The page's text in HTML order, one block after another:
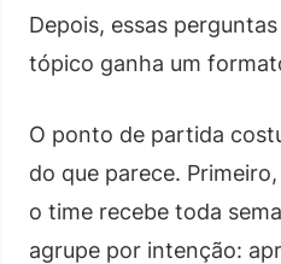
Depois, essas
tópico ganha um
O ponto de partida
do que parece.
o time recebe toda
agrupe por intenção: